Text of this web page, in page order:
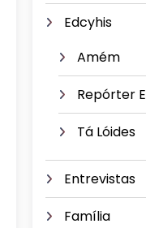
Edcyhis
Amém
Repórter
Tá Lóides
Entrevistas
Família